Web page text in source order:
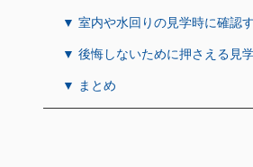
▼ 室内や水回りの見学時に確認
▼ 後悔しないために押さえる見
▼ まとめ